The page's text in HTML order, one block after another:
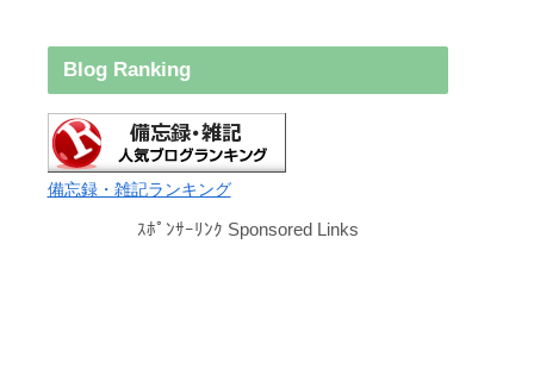
Blog Ranking
備忘録・雑記ランキング
ｽﾎﾟﾝｻｰﾘﾝｸ Sponsored Links